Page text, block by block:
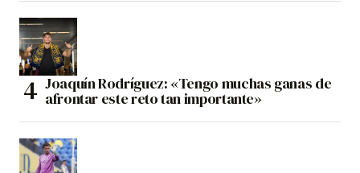
Joaquín Rodríguez: «Tengo muchas ganas de
afrontar este reto tan importante»